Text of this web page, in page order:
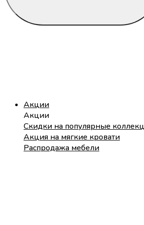
Акции
Акции
Скидки на популярные
Акция на мягкие кровати
Распродажа мебели